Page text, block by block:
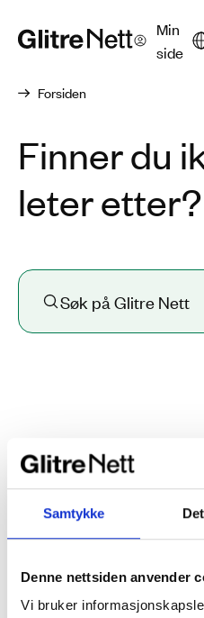
Samtykke
Denne nettsiden anvender
Vi bruker
Min
side
Forsiden
Finner du
leter etter?